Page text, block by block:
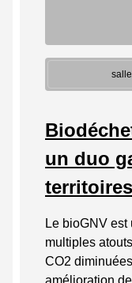
un duo
territoires
Le bioGNV
multiples
CO2